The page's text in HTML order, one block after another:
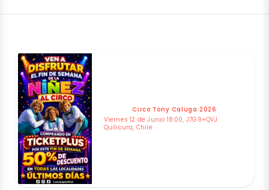
Circo Tony Caluga 2026
Viernes 12 de Junio 18:00, J7G9+QVJ
Quilicura, Chile